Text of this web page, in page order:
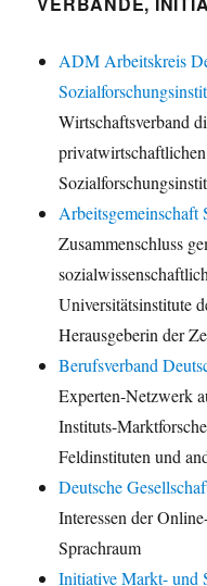
ADM Arbeitskreis
Wirtschaftsverband
Arbeitsgemeinschaft
Zusammenschluss
Universitätsinstitute
Herausgeberin der
Berufsverband
Experten-Netzwerk
Instituts-
Feldinstituten und
Deutsche
Interessen der
Sprachraum
Initiative Markt- und